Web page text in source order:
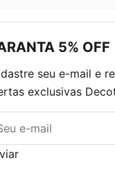
5% OFF
seu e-mail e
exclusivas